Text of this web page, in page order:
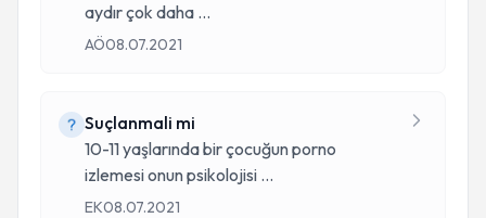
aydır çok daha ...
AÖ08.07.2021
Suçlanmali mi
10-11 yaşlarında bir çocuğun porno
izlemesi onun psikolojisi ...
EK08.07.2021